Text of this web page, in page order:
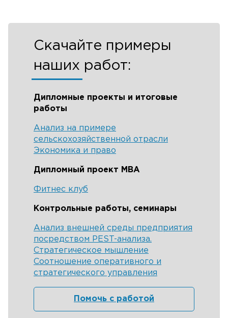
Скачайте примеры
наших работ:
Дипломные проекты и итоговые
работы
Анализ на примере
сельскохозяйственной отрасли
Экономика и право
Дипломный проект MBA
Фитнес клуб
Контрольные работы, семинары
Анализ внешней среды предприятия
посредством PEST-анализа.
Стратегическое мышление
Соотношение оперативного и
стратегического управления
Помочь с работой